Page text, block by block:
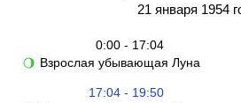
21 января 1954
0:00 - 17:04
🌖 Взрослая убывающая Луна
17:04 - 19:50